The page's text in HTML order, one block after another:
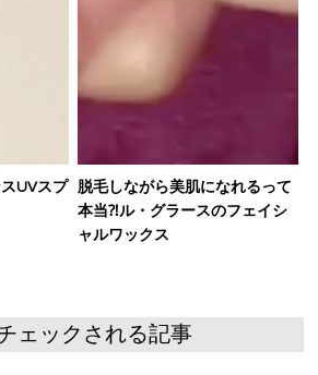
UVスプ
脱毛しながら美肌になれるって
本当⁈ル・グラースのフェイシ
ャルワックス
ェ ッ ク される記事